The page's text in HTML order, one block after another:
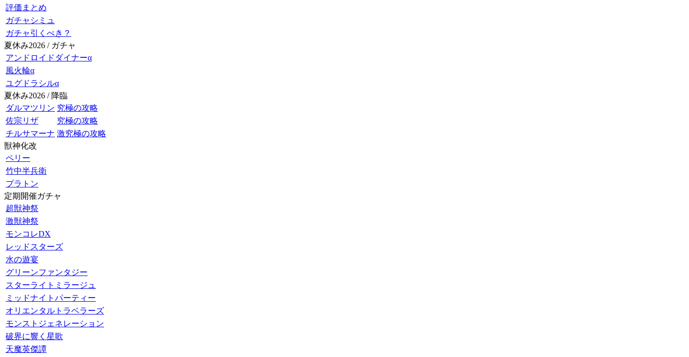
評価まとめ
ガチャシミュ
ガチャ引くべき？
夏休み2026 / ガチャ
アンドロイドダイナーα
風火輪α
ユグドラシルα
夏休み2026 / 降臨
ダルマツリン 究極の攻略
佐宗リザ
究極の攻略
チルサマーナ 激究極の攻略
獣神化改
ペリー
竹中半兵衛
プラトン
定期開催ガチャ
超獣神祭
激獣神祭
モンコレDX
レッドスターズ
水の遊宴
グリーンファンタジー
スターライトミラージュ
ミッドナイトパーティー
オリエンタルトラベラーズ
モンストジェネレーション
破界に響く星歌
天魔英傑譚